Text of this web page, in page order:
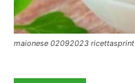
maionese 02092023 ricettasprint